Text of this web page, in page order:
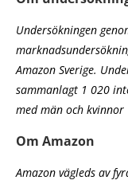
Undersökningen
Amazon Sverige.
sammanlagt 1 020
med män och kvinnor
Om Amazon
Amazon vägleds av